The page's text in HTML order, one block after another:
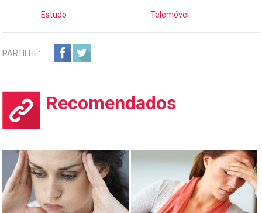
Estudo Telemóvel
PARTILHE:
Recomendados